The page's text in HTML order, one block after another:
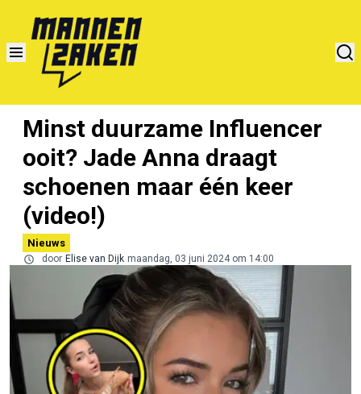
Minst duurzame Influencer
ooit? Jade Anna draagt
schoenen maar één keer
(video!)
Nieuws
door Elise van Dijk maandag, 03 juni 2024 om 14:00